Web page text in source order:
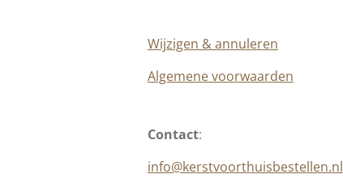
Wijzigen & annuleren
Algemene voorwaarden
Contact:
info@kerstvoorthuisbestellen.nl